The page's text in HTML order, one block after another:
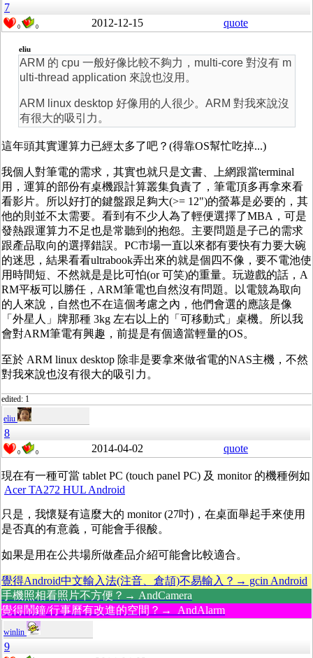
7
0 0 2012-12-15 quote
eliu
ARM 的 cpu 一般好像比較不夠力，multi-core 對沒有 m
ulti-thread application 來說也沒用。
ARM linux desktop 好像用的人很少。ARM 對我來說沒
有很大的吸引力。
這年頭其實運算力已經太多了吧？(得靠OS幫忙吃掉...)
我個人對筆電的需求，其實也就只是文書、上網跟當terminal
用，運算的部份有桌機跟計算叢集負責了，筆電頂多再拿來看
看影片。所以好打的鍵盤跟足夠大(>= 12")的螢幕是必要的，其
他的則並不太需要。看到有不少人為了輕便選擇了MBA，可是
發熱跟運算力不足也是常聽到的抱怨。主要問題是子己的需求
跟產品取向的選擇錯誤。PC市場一直以來都有要快有力要大碗
的迷思，結果看看ultrabook弄出來的就是個四不像，要不電池使
用時間短、不然就是是比可怕(or 可笑)的重量。玩遊戲的話，A
RM平板可以勝任，ARM筆電也自然沒有問題。以電競為取向
的人來說，自然也不在這個考慮之內，他們會選的應該是像
「外星人」牌那種 3kg 左右以上的「可移動式」桌機。所以我
會對ARM筆電有興趣，前提是有個適當輕量的OS。
至於 ARM linux desktop 除非是要拿來做省電的NAS主機，不然
對我來說也沒有很大的吸引力。
edited: 1
eliu
8
0 0 2014-04-02 quote
現在有一種可當 tablet PC (touch panel PC) 及 monitor 的機種例如
Acer TA272 HUL Android
只是，我懷疑有這麼大的 monitor (27吋)，在桌面舉起手來使用
是否真的有意義，可能會手很酸。
如果是用在公共場所做產品介紹可能會比較適合。
覺得Android中文輸入法(注音、倉頡)不易輸入？→ gcin Android
手機照相看照片不方便？→ AndCamera
覺得鬧鐘/行事曆有改進的空間？→ AndAlarm
winlin
9